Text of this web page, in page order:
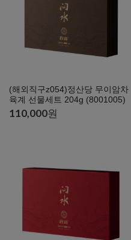
(해외직구z054)정산당 무이암차
육계 선물세트 204g (8001005)
110,000원